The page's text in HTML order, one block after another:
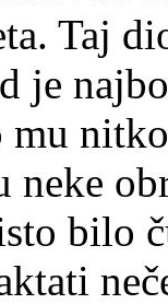
Taj
je
mu
neke
bilo